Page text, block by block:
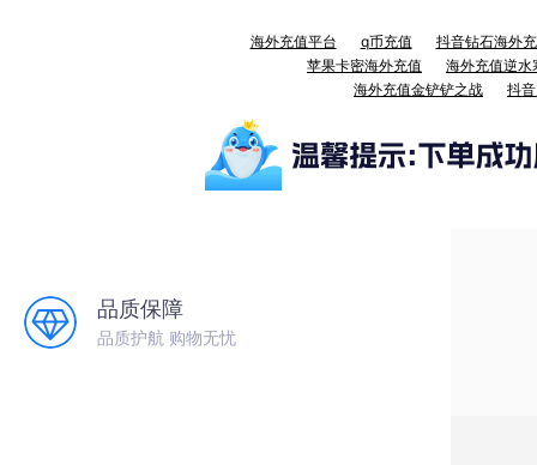
海外充值平台 q币充值
抖音钻石海外
苹果卡密海外充值
海外充值逆水
海外充值金铲铲之战
抖
品质保障
品质护航 购物无忧